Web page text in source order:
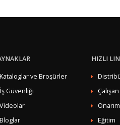
Kataloglar ve Broşürler
İş Güvenliği
Videolar
Bloglar
HIZLI
Eğitim